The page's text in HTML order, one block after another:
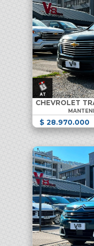
CHEVROLET
$ 28.970.000